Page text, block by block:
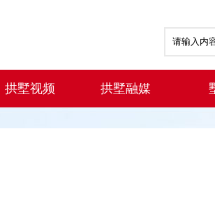
拱墅视频 拱墅融媒